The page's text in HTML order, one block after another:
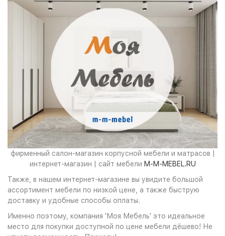
фирменный салон-магазин корпусной мебели и матрасов |
интернет-магазин | сайт мебели M-M-MEBEL.RU
Также, в нашем интернет-магазине вы увидите большой
ассортимент мебели по низкой цене, а также быструю
доставку и удобные способы оплаты.
Именно поэтому, компания 'Моя Мебель' это идеальное
место для покупки доступной по цене мебели дёшево! Не